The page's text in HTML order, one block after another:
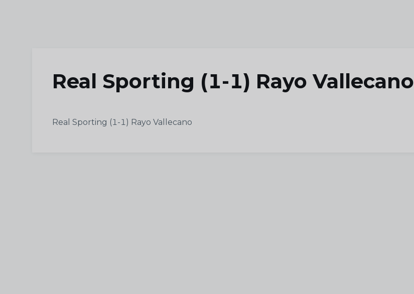
Real Sporting (1-1) Rayo Vallecano
Real Sporting (1-1) Rayo Vallecano